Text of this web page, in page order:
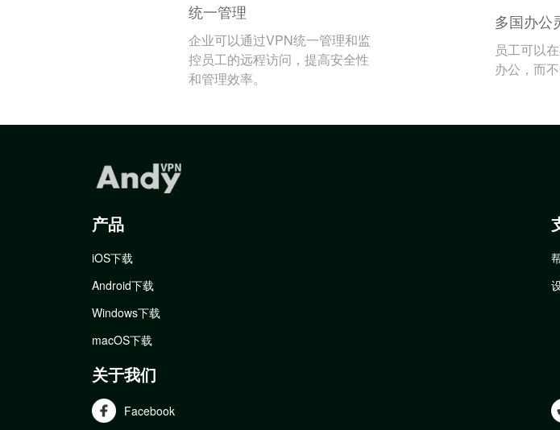
统一管理
企业可以通过VPN统一管理和监
控员工的远程访问，提高安全性
和管理效率。
多国办公
员工可以
办公，而
产品
iOS下载
Android下载
Windows下载
macOS下载
关于我们
Facebook